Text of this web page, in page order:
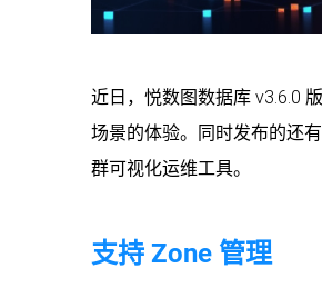
近日，悦数图数据库 v3.6.0
场景的体验。同时发布的还
群可视化运维工具。
支持 Zone 管理